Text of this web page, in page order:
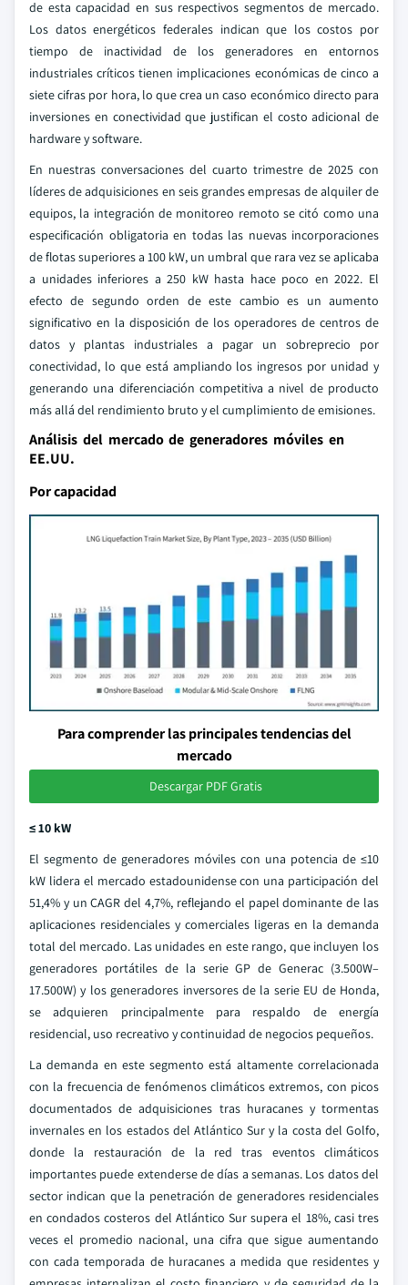
de esta capacidad en sus respectivos segmentos de mercado.
Los datos energéticos federales indican que los costos por
tiempo de inactividad de los generadores en entornos
industriales críticos tienen implicaciones económicas de cinco a
siete cifras por hora, lo que crea un caso económico directo para
inversiones en conectividad que justifican el costo adicional de
hardware y software.
En nuestras conversaciones del cuarto trimestre de 2025 con
líderes de adquisiciones en seis grandes empresas de alquiler de
equipos, la integración de monitoreo remoto se citó como una
especificación obligatoria en todas las nuevas incorporaciones
de flotas superiores a 100 kW, un umbral que rara vez se aplicaba
a unidades inferiores a 250 kW hasta hace poco en 2022. El
efecto de segundo orden de este cambio es un aumento
significativo en la disposición de los operadores de centros de
datos y plantas industriales a pagar un sobreprecio por
conectividad, lo que está ampliando los ingresos por unidad y
generando una diferenciación competitiva a nivel de producto
más allá del rendimiento bruto y el cumplimiento de emisiones.
Análisis del mercado de generadores móviles en
EE.UU.
Por capacidad
Para comprender las principales tendencias del
mercado
Descargar PDF Gratis
≤ 10 kW
El segmento de generadores móviles con una potencia de ≤10
kW lidera el mercado estadounidense con una participación del
51,4% y un CAGR del 4,7%, reflejando el papel dominante de las
aplicaciones residenciales y comerciales ligeras en la demanda
total del mercado. Las unidades en este rango, que incluyen los
generadores portátiles de la serie GP de Generac (3.500W–
17.500W) y los generadores inversores de la serie EU de Honda,
se adquieren principalmente para respaldo de energía
residencial, uso recreativo y continuidad de negocios pequeños.
La demanda en este segmento está altamente correlacionada
con la frecuencia de fenómenos climáticos extremos, con picos
documentados de adquisiciones tras huracanes y tormentas
invernales en los estados del Atlántico Sur y la costa del Golfo,
donde la restauración de la red tras eventos climáticos
importantes puede extenderse de días a semanas. Los datos del
sector indican que la penetración de generadores residenciales
en condados costeros del Atlántico Sur supera el 18%, casi tres
veces el promedio nacional, una cifra que sigue aumentando
con cada temporada de huracanes a medida que residentes y